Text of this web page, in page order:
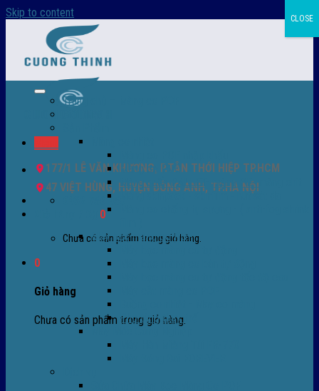
Skip to content
177/1 LÊ VĂN KHƯƠNG, P.TÂN THỚI HIỆP TP.HCM
47 VIỆT HÙNG, HUYỆN ĐÔNG ANH, TP.HÀ NỘI
0932 756 950
0
Chưa có sản phẩm trong giỏ hàng.
0
Giỏ hàng
Chưa có sản phẩm trong giỏ hàng.
Trang chủ – Màng co POF
Màng co PVC
Màng quấn PALLET- màng PE- màng chit
Màng skinpack - skinfilm - hút sát da
Máy bọc màng co POF
Phụ tùng thay thế
CLOSE